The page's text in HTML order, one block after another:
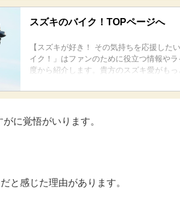
スズキのバイク！TOPページへ
【スズキが好き！ その気持ちを応援した
イク！」はファンのために役立つ情報や
度から紹介します。貴方のスズキ愛がも
に覚悟がいります。
と感じた理由があります。